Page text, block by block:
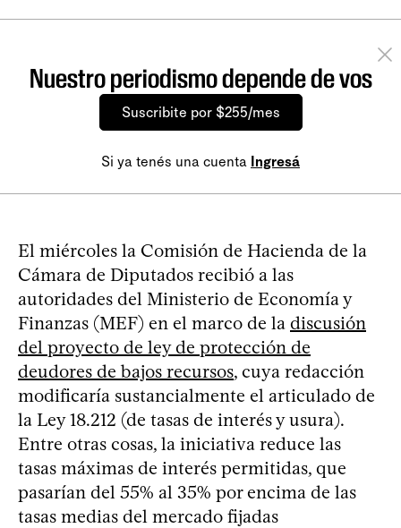
Nuestro periodismo depende de vos
Suscribite por $255/mes
Si ya tenés una cuenta Ingresá
El miércoles la Comisión de Hacienda de la
Cámara de Diputados recibió a las
autoridades del Ministerio de Economía y
Finanzas (MEF) en el marco de la discusión
del proyecto de ley de protección de
deudores de bajos recursos, cuya redacción
modificaría sustancialmente el articulado de
la Ley 18.212 (de tasas de interés y usura).
Entre otras cosas, la iniciativa reduce las
tasas máximas de interés permitidas, que
pasarían del 55% al 35% por encima de las
tasas medias del mercado fijadas